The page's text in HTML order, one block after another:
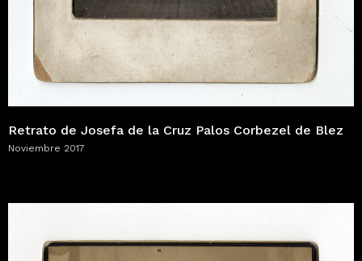
Retrato de Josefa de la Cruz Palos Corbezel de Blez
Noviembre 2017